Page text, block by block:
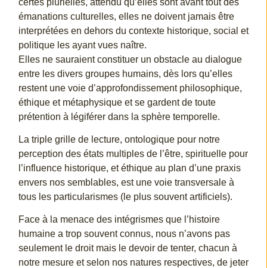
émanations culturelles, elles ne doivent jamais être
interprétées en dehors du contexte historique, social et
politique les ayant vues naître.
Elles ne sauraient constituer un obstacle au dialogue
entre les divers groupes humains, dès lors qu’elles
restent une voie d’approfondissement philosophique,
éthique et métaphysique et se gardent de toute
prétention à légiférer dans la sphère temporelle.
La triple grille de lecture, ontologique pour notre
perception des états multiples de l’être, spirituelle pour
l’influence historique, et éthique au plan d’une praxis
envers nos semblables, est une voie transversale à
tous les particularismes (le plus souvent artificiels).
Face à la menace des intégrismes que l’histoire
humaine a trop souvent connus, nous n’avons pas
seulement le droit mais le devoir de tenter, chacun à
notre mesure et selon nos natures respectives, de jeter